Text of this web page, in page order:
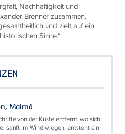
Nachhaltigkeit und
Brenner zusammen.
und zielt auf ein
Sinne.“
Malmö
von der Küste entfernt, wo sich
sanft im Wind wiegen, entsteht ein